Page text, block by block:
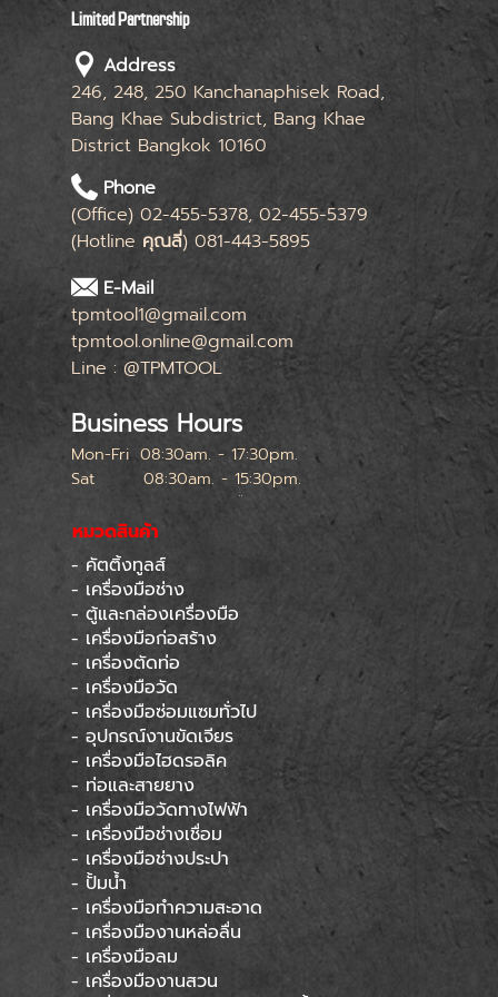
Limited Partnership
Address
246, 248, 250 Kanchanaphisek Road,
Bang Khae Subdistrict, Bang Khae
District Bangkok 10160
Phone
(Office) 02-455-5378, 02-455-5379
(Hotline คุณลี่) 081-443-5895
E-Mail
tpmtool1@gmail.com
tpmtool.online@gmail.com
Line : @TPMTOOL
Business Hours
Mon-Fri 08:30am. - 17:30pm.
Sat
08:30am. - 15:30pm.
หยุดทุกเสาร์สุดท้ายของเดือน
หมวดสินค้า
- คัตติ้งทูลส์
- เครื่องมือช่าง
- ตู้และกล่องเครื่องมือ
- เครื่องมือก่อสร้าง
- เครื่องตัดท่อ
- เครื่องมือวัด
- เครื่องมือซ่อมแซมทั่วไป
- อุปกรณ์งานขัดเจียร
- เครื่องมือไฮดรอลิค
- ท่อและสายยาง
- เครื่องมือวัดทางไฟฟ้า
- เครื่องมือช่างเชื่อม
- เครื่องมือช่างประปา
- ปั้มน้ำ
- เครื่องมือทำความสะอาด
- เครื่องมืองานหล่อลื่น
- เครื่องมือลม
- เครื่องมืองานสวน